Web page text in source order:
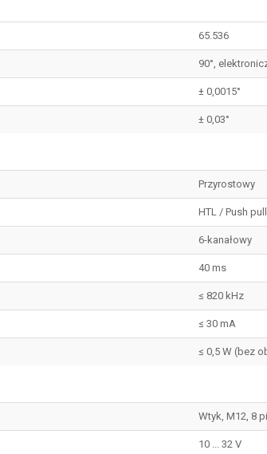
65.536
90°,
± 0,0015°
± 0,03°
Przyrostowy
HTL / Push pull
6-kanałowy
40 ms
≤ 820 kHz
≤ 30 mA
≤ 0,5 W (bez
Wtyk, M12, 8
10 ... 32 V